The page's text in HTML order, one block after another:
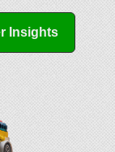
Insights